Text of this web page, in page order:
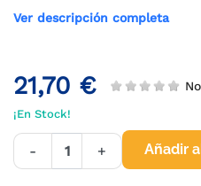
Ver descripción completa
21,70 €
¡En Stock!
- + Añadir